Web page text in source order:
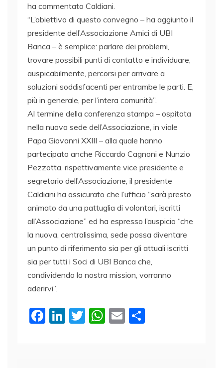
ha commentato Caldiani.
“L’obiettivo di questo convegno – ha aggiunto il
presidente dell’Associazione Amici di UBI
Banca – è semplice: parlare dei problemi,
trovare possibili punti di contatto e individuare,
auspicabilmente, percorsi per arrivare a
soluzioni soddisfacenti per entrambe le parti. E,
più in generale, per l’intera comunità”.
Al termine della conferenza stampa – ospitata
nella nuova sede dell’Associazione, in viale
Papa Giovanni XXIII – alla quale hanno
partecipato anche Riccardo Cagnoni e Nunzio
Pezzotta, rispettivamente vice presidente e
segretario dell’Associazione, il presidente
Caldiani ha assicurato che l’ufficio “sarà presto
animato da una pattuglia di volontari, iscritti
all’Associazione” ed ha espresso l’auspicio “che
la nuova, centralissima, sede possa diventare
un punto di riferimento sia per gli attuali iscritti
sia per tutti i Soci di UBI Banca che,
condividendo la nostra mission, vorranno
aderirvi”.
F
Li T
W E